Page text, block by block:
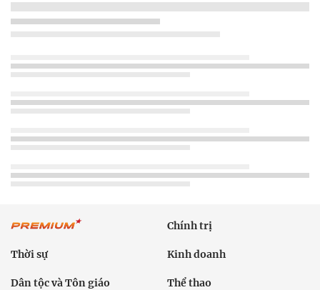
Chính trị
Thời sự Kinh doanh
Dân tộc và Tôn giáo Thể thao